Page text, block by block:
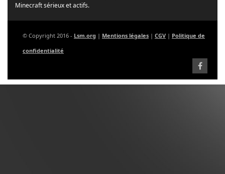
Minecraft sérieux et actifs.
© Copyright 2016 - Lsm.org | Mentions légales | CGV | Politique de
confidentialité